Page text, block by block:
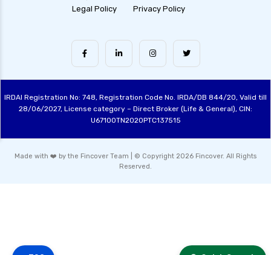
Legal Policy
Privacy Policy
IRDAI Registration No: 748, Registration Code No. IRDA/DB 844/20, Valid till
28/06/2027, License category – Direct Broker (Life & General), CIN:
U67100TN2020PTC137515
Made with ❤️ by the Fincover Team | © Copyright 2026 Fincover. All Rights
Reserved.